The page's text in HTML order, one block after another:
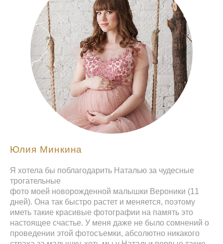
Юлия Минкина
Я хотела бы поблагодарить Наталью за чудесные
трогательные
фото моей новорожденной малышки Вероники (11
дней). Она так быстро растет и меняется, поэтому
иметь такие красивые фотографии на память это
настоящее счастье. У меня даже не было сомнений о
проведении этой фотосъемки, абсолютно никакого